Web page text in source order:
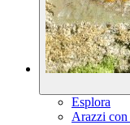
Esplora
Arazzi con